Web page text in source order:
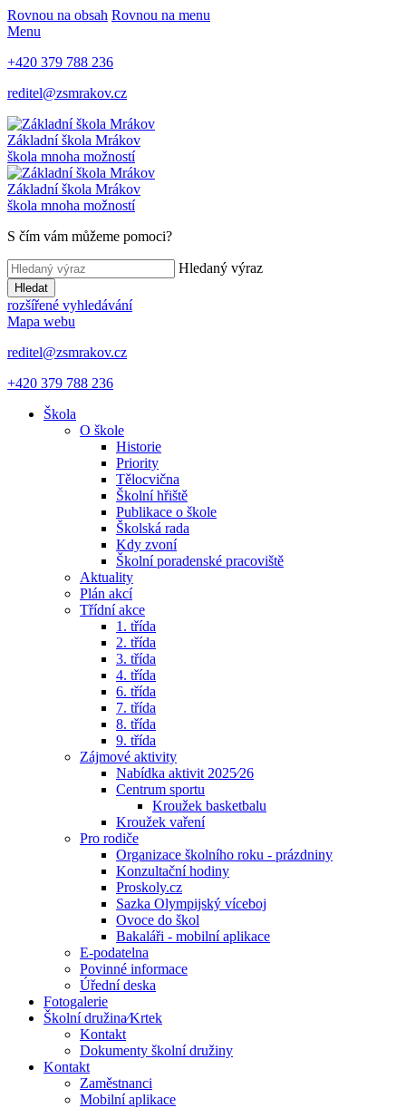
Rovnou na obsah Rovnou na menu
Menu
+420 379 788 236
reditel@zsmrakov.cz
Základní škola Mrákov
škola mnoha možností
Základní škola Mrákov
škola mnoha možností
S čím vám můžeme pomoci?
Hledaný výraz
Hledat
rozšířené vyhledávání
Mapa webu
reditel@zsmrakov.cz
+420 379 788 236
Škola
O škole
Historie
Priority
Tělocvična
Školní hřiště
Publikace o škole
Školská rada
Kdy zvoní
Školní poradenské pracoviště
Aktuality
Plán akcí
Třídní akce
1. třída
2. třída
3. třída
4. třída
6. třída
7. třída
8. třída
9. třída
Zájmové aktivity
Nabídka aktivit 2025⁄26
Centrum sportu
Kroužek basketbalu
Kroužek vaření
Pro rodiče
Organizace školního roku - prázdniny
Konzultační hodiny
Proskoly.cz
Sazka Olympijský víceboj
Ovoce do škol
Bakaláři - mobilní aplikace
E-podatelna
Povinné informace
Úřední deska
Fotogalerie
Školní družina⁄Krtek
Kontakt
Dokumenty školní družiny
Kontakt
Zaměstnanci
Mobilní aplikace